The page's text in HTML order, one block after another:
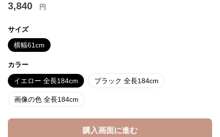
3,840 円
サイズ
横幅61cm
カラー
イエロー 全長184cm ブラック 全長184cm
画像の色 全長184cm
購入画面に進む